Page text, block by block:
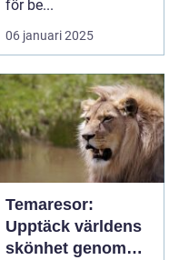
för be...
06 januari 2025
Temaresor:
Upptäck världens
skönhet genom